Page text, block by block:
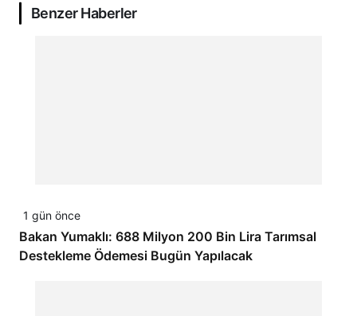
Benzer Haberler
1 gün önce
Bakan Yumaklı: 688 Milyon 200 Bin Lira Tarımsal
Destekleme Ödemesi Bugün Yapılacak